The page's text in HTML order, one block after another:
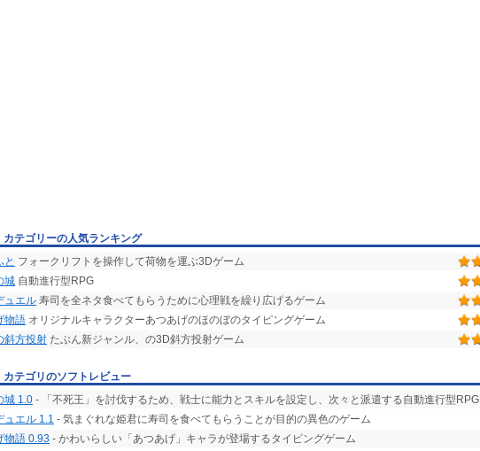
カテゴリーの人気ランキング
と フォークリフトを操作して荷物を運ぶ3Dゲーム
城 自動進行型RPG
ュエル 寿司を全ネタ食べてもらうために心理戦を繰り広げるゲーム
物語 オリジナルキャラクターあつあげのほのぼのタイピングゲーム
斜方投射 たぶん新ジャンル、の3D斜方投射ゲーム
カテゴリのソフトレビュー
城 1.0 - 「不死王」を討伐するため、戦士に能力とスキルを設定し、次々と派遣する自動進行型RPG
ュエル 1.1 - 気まぐれな姫君に寿司を食べてもらうことが目的の異色のゲーム
物語 0.93 - かわいらしい「あつあげ」キャラが登場するタイピングゲーム